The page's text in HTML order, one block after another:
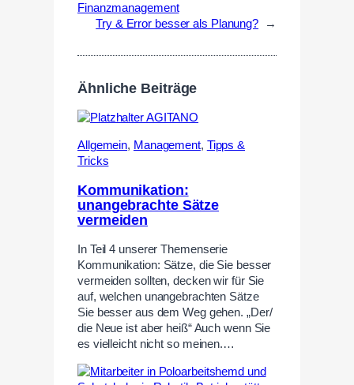
Finanzmanagement
Try & Error besser als Planung?
→
Ähnliche Beiträge
Allgemein, Management, Tipps &
Tricks
Kommunikation:
unangebrachte Sätze
vermeiden
In Teil 4 unserer Themenserie
Kommunikation: Sätze, die Sie besser
vermeiden sollten, decken wir für Sie
auf, welchen unangebrachten Sätze
Sie besser aus dem Weg gehen. „Der/
die Neue ist aber heiß“ Auch wenn Sie
es vielleicht nicht so meinen.…